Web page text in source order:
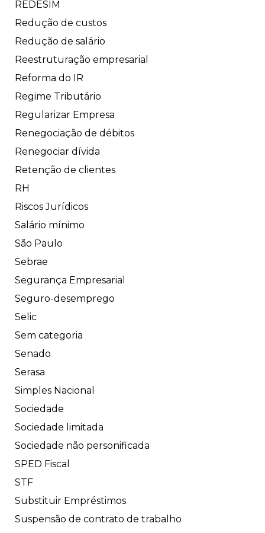
REDESIM
Redução de custos
Redução de salário
Reestruturação empresarial
Reforma do IR
Regime Tributário
Regularizar Empresa
Renegociação de débitos
Renegociar dívida
Retenção de clientes
RH
Riscos Jurídicos
Salário mínimo
São Paulo
Sebrae
Segurança Empresarial
Seguro-desemprego
Selic
Sem categoria
Senado
Serasa
Simples Nacional
Sociedade
Sociedade limitada
Sociedade não personificada
SPED Fiscal
STF
Substituir Empréstimos
Suspensão de contrato de trabalho